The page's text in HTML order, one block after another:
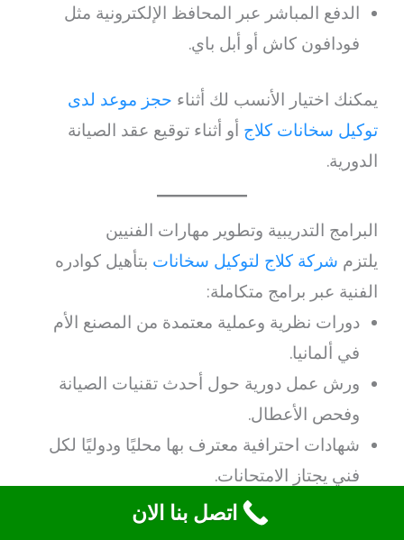
الدفع المباشر عبر المحافظ الإلكترونية مثل
فودافون كاش أو أبل باي.
يمكنك اختيار الأنسب لك أثناء حجز موعد لدى
توكيل سخانات كلاج أو أثناء توقيع عقد الصيانة
الدورية.
البرامج التدريبية وتطوير مهارات الفنيين
يلتزم شركة كلاج لتوكيل سخانات بتأهيل كوادره
الفنية عبر برامج متكاملة:
دورات نظرية وعملية معتمدة من المصنع الأم
في ألمانيا.
ورش عمل دورية حول أحدث تقنيات الصيانة
وفحص الأعطال.
شهادات احترافية معترف بها محليًا ودوليًا لكل
فني يجتاز الامتحانات.
تدريبات على استخدام أجهزة القياس الذكية
اتصل بنا الان